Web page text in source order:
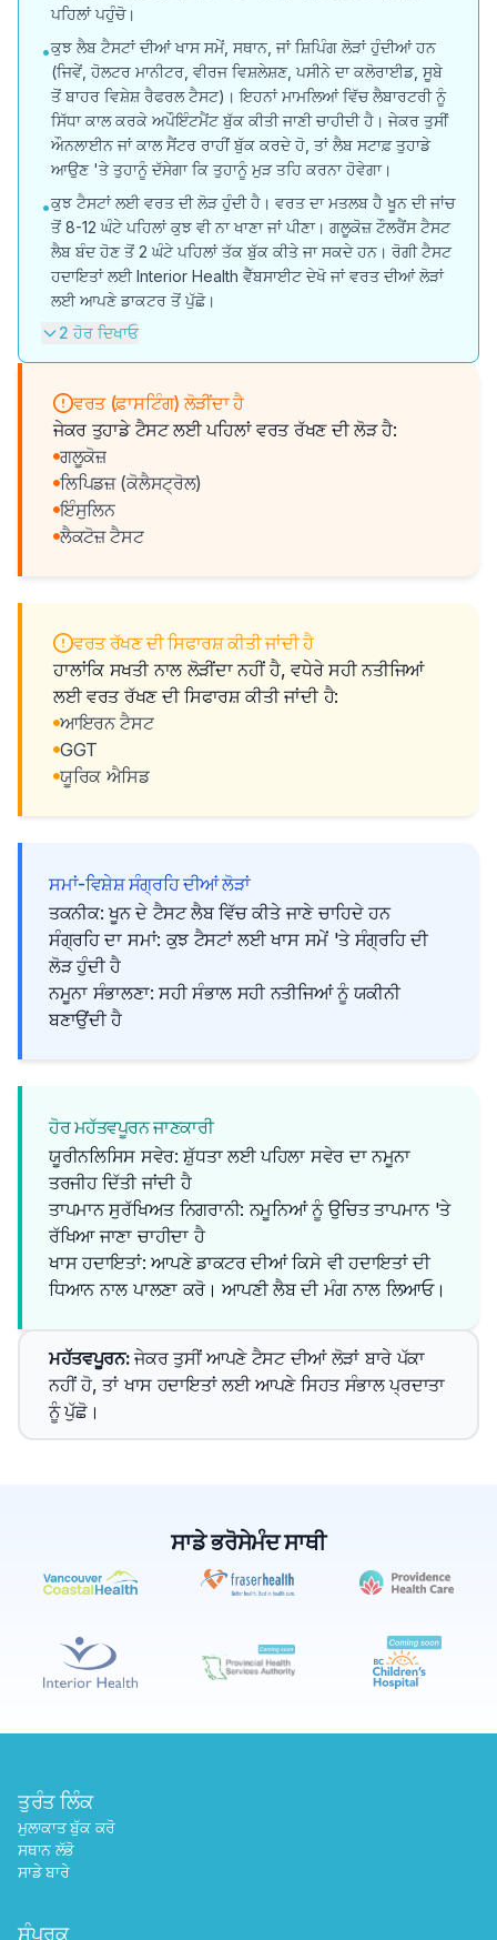
ਪਹਿਲਾਂ ਪਹੁੰਚੋ।
•ਕੁਝ ਲੈਬ ਟੈਸਟਾਂ ਦੀਆਂ ਖਾਸ ਸਮੇਂ, ਸਥਾਨ, ਜਾਂ ਸ਼ਿਪਿੰਗ ਲੋੜਾਂ ਹੁੰਦੀਆਂ ਹਨ
(ਜਿਵੇਂ, ਹੋਲਟਰ ਮਾਨੀਟਰ, ਵੀਰਜ ਵਿਸ਼ਲੇਸ਼ਣ, ਪਸੀਨੇ ਦਾ ਕਲੋਰਾਈਡ, ਸੂਬੇ
ਤੋਂ ਬਾਹਰ ਵਿਸ਼ੇਸ਼ ਰੈਫਰਲ ਟੈਸਟ)। ਇਹਨਾਂ ਮਾਮਲਿਆਂ ਵਿੱਚ ਲੈਬਾਰਟਰੀ ਨੂੰ
ਸਿੱਧਾ ਕਾਲ ਕਰਕੇ ਅਪੌਇੰਟਮੈਂਟ ਬੁੱਕ ਕੀਤੀ ਜਾਣੀ ਚਾਹੀਦੀ ਹੈ। ਜੇਕਰ ਤੁਸੀਂ
ਔਨਲਾਈਨ ਜਾਂ ਕਾਲ ਸੈਂਟਰ ਰਾਹੀਂ ਬੁੱਕ ਕਰਦੇ ਹੋ, ਤਾਂ ਲੈਬ ਸਟਾਫ਼ ਤੁਹਾਡੇ
ਆਉਣ 'ਤੇ ਤੁਹਾਨੂੰ ਦੱਸੇਗਾ ਕਿ ਤੁਹਾਨੂੰ ਮੁੜ ਤਹਿ ਕਰਨਾ ਹੋਵੇਗਾ।
•ਕੁਝ ਟੈਸਟਾਂ ਲਈ ਵਰਤ ਦੀ ਲੋੜ ਹੁੰਦੀ ਹੈ। ਵਰਤ ਦਾ ਮਤਲਬ ਹੈ ਖੂਨ ਦੀ ਜਾਂਚ
ਤੋਂ 8-12 ਘੰਟੇ ਪਹਿਲਾਂ ਕੁਝ ਵੀ ਨਾ ਖਾਣਾ ਜਾਂ ਪੀਣਾ। ਗਲੂਕੋਜ਼ ਟੌਲਰੈਂਸ ਟੈਸਟ
ਲੈਬ ਬੰਦ ਹੋਣ ਤੋਂ 2 ਘੰਟੇ ਪਹਿਲਾਂ ਤੱਕ ਬੁੱਕ ਕੀਤੇ ਜਾ ਸਕਦੇ ਹਨ। ਰੋਗੀ ਟੈਸਟ
ਹਦਾਇਤਾਂ ਲਈ Interior Health ਵੈੱਬਸਾਈਟ ਦੇਖੋ ਜਾਂ ਵਰਤ ਦੀਆਂ ਲੋੜਾਂ
ਲਈ ਆਪਣੇ ਡਾਕਟਰ ਤੋਂ ਪੁੱਛੋ।
2 ਹੋਰ ਦਿਖਾਓ
ਵਰਤ (ਫ਼ਾਸਟਿੰਗ) ਲੋੜੀਂਦਾ ਹੈ
ਜੇਕਰ ਤੁਹਾਡੇ ਟੈਸਟ ਲਈ ਪਹਿਲਾਂ ਵਰਤ ਰੱਖਣ ਦੀ ਲੋੜ ਹੈ:
ਗਲੂਕੋਜ਼
ਲਿਪਿਡਜ਼ (ਕੋਲੈਸਟ੍ਰੋਲ)
ਇੰਸੁਲਿਨ
ਲੈਕਟੋਜ਼ ਟੈਸਟ
ਵਰਤ ਰੱਖਣ ਦੀ ਸਿਫਾਰਸ਼ ਕੀਤੀ ਜਾਂਦੀ ਹੈ
ਹਾਲਾਂਕਿ ਸਖਤੀ ਨਾਲ ਲੋੜੀਂਦਾ ਨਹੀਂ ਹੈ, ਵਧੇਰੇ ਸਹੀ ਨਤੀਜਿਆਂ
ਲਈ ਵਰਤ ਰੱਖਣ ਦੀ ਸਿਫਾਰਸ਼ ਕੀਤੀ ਜਾਂਦੀ ਹੈ:
ਆਇਰਨ ਟੈਸਟ
GGT
ਯੂਰਿਕ ਐਸਿਡ
ਸਮਾਂ-ਵਿਸ਼ੇਸ਼ ਸੰਗ੍ਰਹਿ ਦੀਆਂ ਲੋੜਾਂ
ਤਕਨੀਕ: ਖੂਨ ਦੇ ਟੈਸਟ ਲੈਬ ਵਿੱਚ ਕੀਤੇ ਜਾਣੇ ਚਾਹਿਦੇ ਹਨ
ਸੰਗ੍ਰਹਿ ਦਾ ਸਮਾਂ: ਕੁਝ ਟੈਸਟਾਂ ਲਈ ਖਾਸ ਸਮੇਂ 'ਤੇ ਸੰਗ੍ਰਹਿ ਦੀ
ਲੋੜ ਹੁੰਦੀ ਹੈ
ਨਮੂਨਾ ਸੰਭਾਲਣਾ: ਸਹੀ ਸੰਭਾਲ ਸਹੀ ਨਤੀਜਿਆਂ ਨੂੰ ਯਕੀਨੀ
ਬਣਾਉਂਦੀ ਹੈ
ਹੋਰ ਮਹੱਤਵਪੂਰਨ ਜਾਣਕਾਰੀ
ਯੂਰੀਨਲਿਸਿਸ ਸਵੇਰ: ਸ਼ੁੱਧਤਾ ਲਈ ਪਹਿਲਾ ਸਵੇਰ ਦਾ ਨਮੂਨਾ
ਤਰਜੀਹ ਦਿੱਤੀ ਜਾਂਦੀ ਹੈ
ਤਾਪਮਾਨ ਸੁਰੱਖਿਅਤ ਨਿਗਰਾਨੀ: ਨਮੂਨਿਆਂ ਨੂੰ ਉਚਿਤ ਤਾਪਮਾਨ 'ਤੇ
ਰੱਖਿਆ ਜਾਣਾ ਚਾਹੀਦਾ ਹੈ
ਖਾਸ ਹਦਾਇਤਾਂ: ਆਪਣੇ ਡਾਕਟਰ ਦੀਆਂ ਕਿਸੇ ਵੀ ਹਦਾਇਤਾਂ ਦੀ
ਧਿਆਨ ਨਾਲ ਪਾਲਣਾ ਕਰੋ। ਆਪਣੀ ਲੈਬ ਦੀ ਮੰਗ ਨਾਲ ਲਿਆਓ।
ਮਹੱਤਵਪੂਰਨ: ਜੇਕਰ ਤੁਸੀਂ ਆਪਣੇ ਟੈਸਟ ਦੀਆਂ ਲੋੜਾਂ ਬਾਰੇ ਪੱਕਾ
ਨਹੀਂ ਹੋ, ਤਾਂ ਖਾਸ ਹਦਾਇਤਾਂ ਲਈ ਆਪਣੇ ਸਿਹਤ ਸੰਭਾਲ ਪ੍ਰਦਾਤਾ
ਨੂੰ ਪੁੱਛੋ।
ਸਾਡੇ ਭਰੋਸੇਮੰਦ ਸਾਥੀ
ਤੁਰੰਤ ਲਿੰਕ
ਮੁਲਾਕਾਤ ਬੁੱਕ ਕਰੋ
ਸਥਾਨ ਲੱਭੋ
ਸਾਡੇ ਬਾਰੇ
ਸੰਪਰਕ
✕